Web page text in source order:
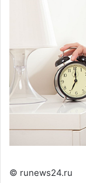
© runews24.ru